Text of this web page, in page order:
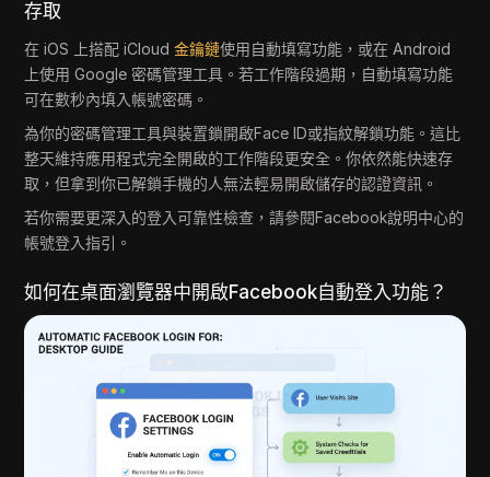
存取
在 iOS 上搭配 iCloud金鑰鏈使用自動填寫功能，或在 Android
上使用 Google 密碼管理工具。若工作階段過期，自動填寫功能
可在數秒內填入帳號密碼。
為你的密碼管理工具與裝置鎖開啟Face ID或指紋解鎖功能。這比
整天維持應用程式完全開啟的工作階段更安全。你依然能快速存
取，但拿到你已解鎖手機的人無法輕易開啟儲存的認證資訊。
若你需要更深入的登入可靠性檢查，請參閱Facebook說明中心的
帳號登入指引。
如何在桌面瀏覽器中開啟Facebook自動登入功能？